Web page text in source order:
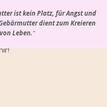
Mutterleibs:
hast, melde dich
ist kein Platz, für Angst und
dient zum Kreieren
Leben."